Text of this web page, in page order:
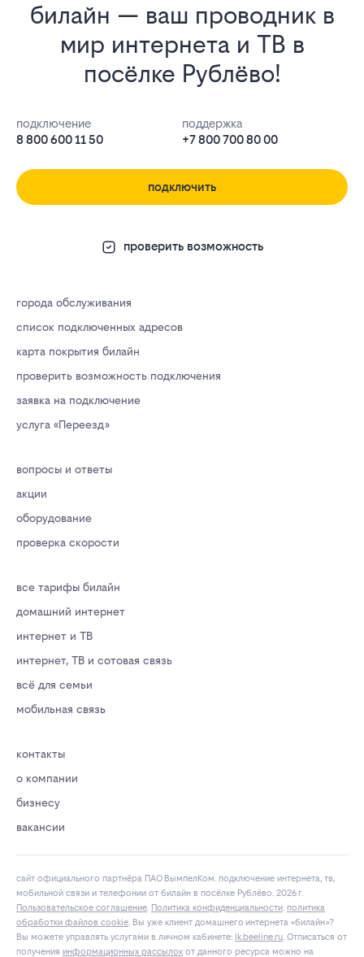
билайн — ваш проводник в
мир интернета и ТВ в
посёлке Рублёво!
подключение
8 800 600 11 50
поддержка
+7 800 700 80 00
подключить
проверить возможность
города обслуживания
список подключенных адресов
карта покрытия билайн
проверить возможность подключения
заявка на подключение
услуга «Переезд»
вопросы и ответы
акции
оборудование
проверка скорости
все тарифы билайн
домашний интернет
интернет и ТВ
интернет, ТВ и сотовая связь
всё для семьи
мобильная связь
контакты
о компании
бизнесу
вакансии
сайт официального партнёра ПАО ВымпелКом. подключение интернета, тв,
мобильной связи и телефонии от билайн в посёлке Рублёво. 2026 г.
Пользовательское соглашение. Политика конфиденциальности. политика
обработки файлов cookie. Вы уже клиент домашнего интернета «билайн»?
Вы можете управлять услугами в личнoм кaбинeтe:
lk.bееlinе.ru. Отписаться от
получения информационных рассылок от данного ресурса можно на